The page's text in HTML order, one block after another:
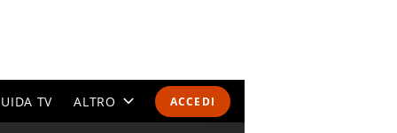
ACCEDI
TV ALTRO